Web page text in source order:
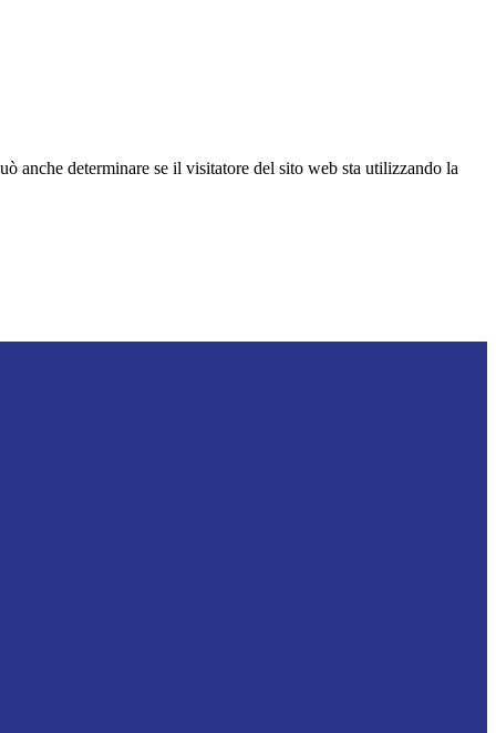
anche determinare se il visitatore del sito web sta utilizzando la